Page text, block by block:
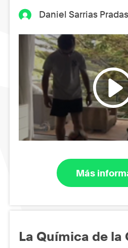
Daniel Sarrias Pradas
Más
La Química de la